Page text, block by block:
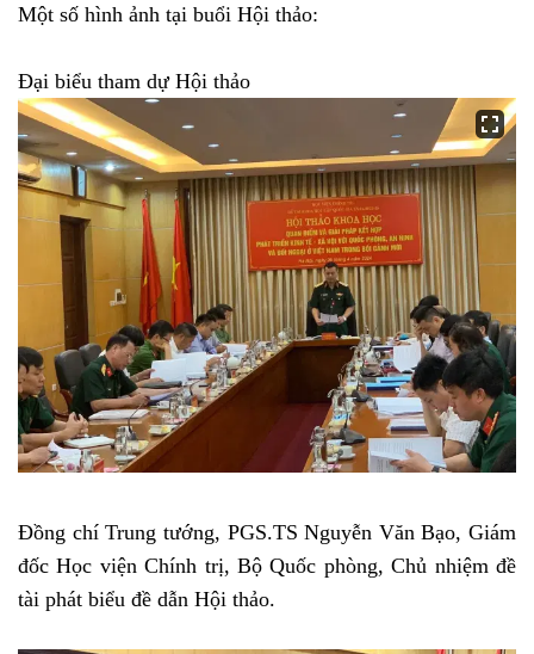
Một số hình ảnh tại buổi Hội thảo:
Đại biểu tham dự Hội thảo
Đồng chí Trung tướng, PGS.TS Nguyễn Văn Bạo, Giám
đốc Học viện Chính trị, Bộ Quốc phòng, Chủ nhiệm đề
tài phát biểu đề dẫn Hội thảo.